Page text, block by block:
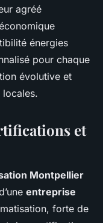
agréé
énergies
pour chaque
évolutive et
locales.
et
Montpellier
entreprise
forte de